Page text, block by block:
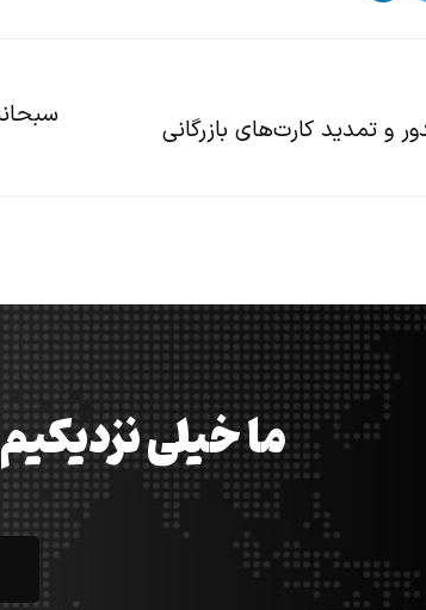
و تمدید کارت‌های بازرگانی
ما خیلی